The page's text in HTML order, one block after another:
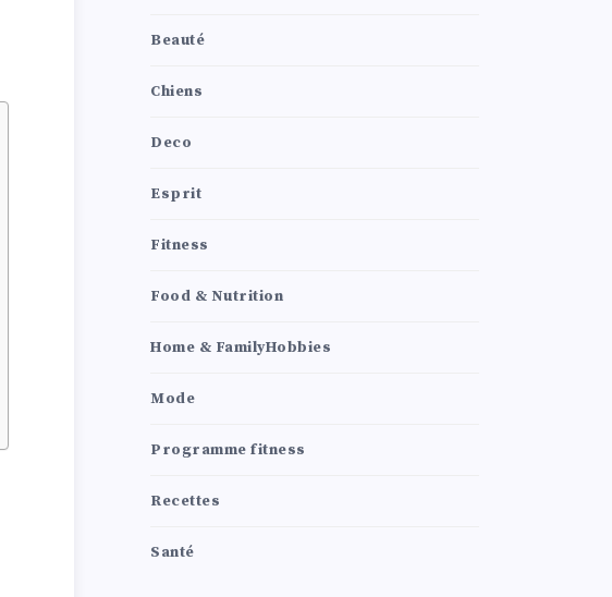
Beauté
Chiens
Deco
Esprit
Fitness
Food & Nutrition
Home & FamilyHobbies
Mode
Programme fitness
Recettes
Santé